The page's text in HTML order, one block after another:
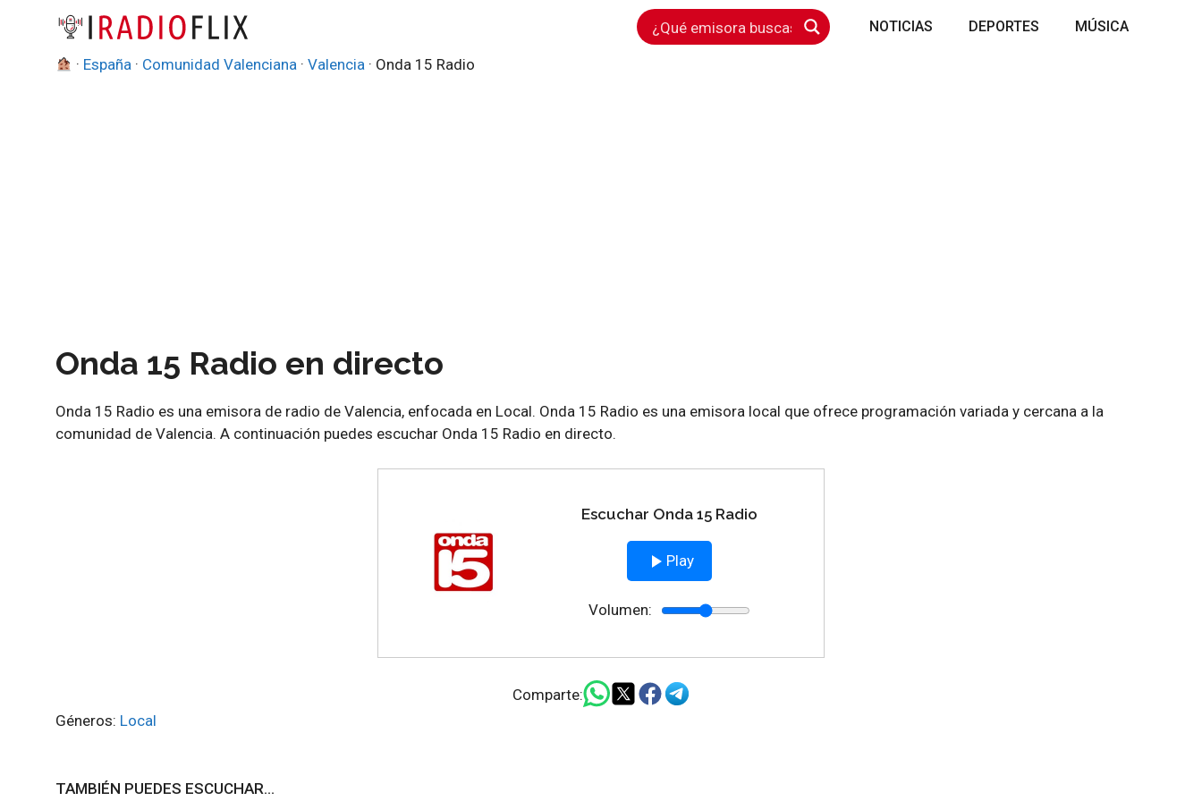
contenido
NOTICIAS DEPORTES MÚSICA
· España · Comunidad Valenciana ·Valencia · Onda 15 Radio
Onda 15 Radio en directo
Onda 15 Radio es una emisora de radio de Valencia, enfocada en Local. Onda 15 Radio es una emisora local que ofrece programación variada y cercana a la
comunidad de Valencia. A continuación puedes escuchar Onda 15 Radio en directo.
Escuchar Onda 15 Radio
Play
Volumen:
Comparte:
Géneros: Local
TAMBIÉN PUEDES ESCUCHAR...